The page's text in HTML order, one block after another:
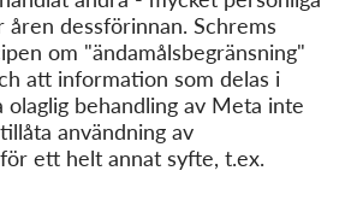
dessförinnan. Schrems
om "ändamålsbegränsning"
att information som delas i
behandling av Meta inte
användning av
ett helt annat syfte, t.ex.